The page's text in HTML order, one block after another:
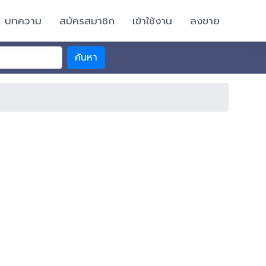
บทความ สมัครสมาชิก เข้าใช้งาน ลงขาย
ค้นหา